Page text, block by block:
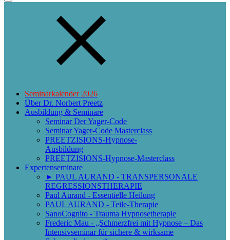
Seminarkalender 2026
Über Dr. Norbert Preetz
Ausbildung & Seminare
Seminar Der Yager-Code
Seminar Yager-Code Masterclass
PREETZISIONS-Hypnose-
Ausbildung
PREETZISIONS-Hypnose-Masterclass
Expertenseminare
► PAUL AURAND - TRANSPERSONALE
REGRESSIONSTHERAPIE
Paul Aurand - Essentielle Heilung
PAUL AURAND - Teile-Therapie
SanoCognito - Trauma Hypnosetherapie
Frederic Mau - „Schmerzfrei mit Hypnose – Das
Intensivseminar für sichere & wirksame